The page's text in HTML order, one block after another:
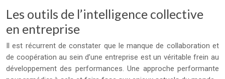
Les outils de l’intelligence collective
en entreprise
Il est récurrent de constater que le manque de collaboration et
de coopération au sein d’une entreprise est un véritable frein au
développement des performances. Une approche performante